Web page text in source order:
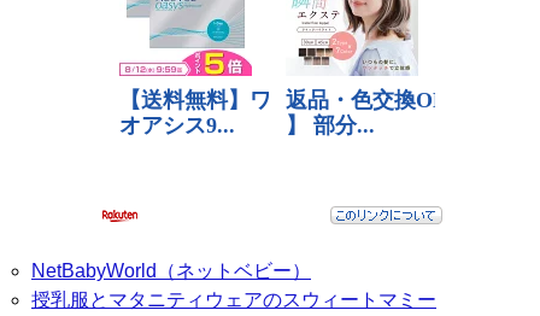
NetBabyWorld（ネットベビー）
授乳服とマタニティウェアのスウィートマミー